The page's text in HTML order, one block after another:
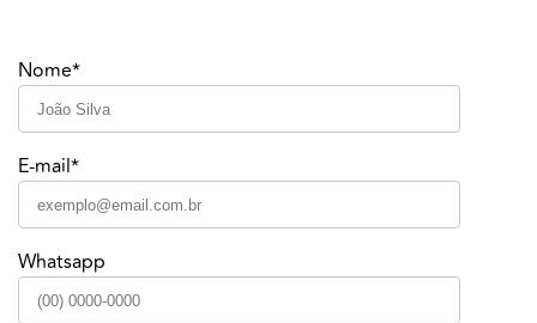
Nome*
E-mail*
Whatsapp